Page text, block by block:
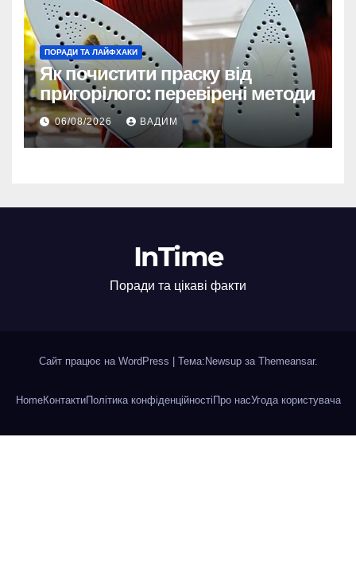
ПОРАДИ ТА ЛАЙФХАКИ
Як почистити праску від
пригорілого: перевірені методи
06/08/2026 ВАДИМ
InTime
Поради та цікаві факти
Сайт працює на WordPress Тема:Newsup за Themeansar.
HomeКонтактиПолітика конфіденційностіПро насУгода користувача